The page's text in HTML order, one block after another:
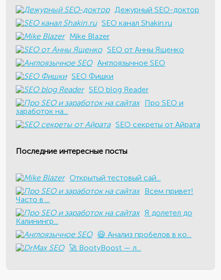
Дежурный SEO-доктор
SEO канал Shakin.ru
Mike Blazer
SEO от Анны Ященко
Англоязычное SEO
SEO Фишки
SEO blog Reader
Про SEO и
заработок на...
SEO секреты от Айрата
Последние интересные посты
​Открытый тестовый сай...
Всем привет!
Часто в ...
Я долетел до
Калинингр...
😃 Анализ пробелов в ко...
🚀 BootyBoost — л...